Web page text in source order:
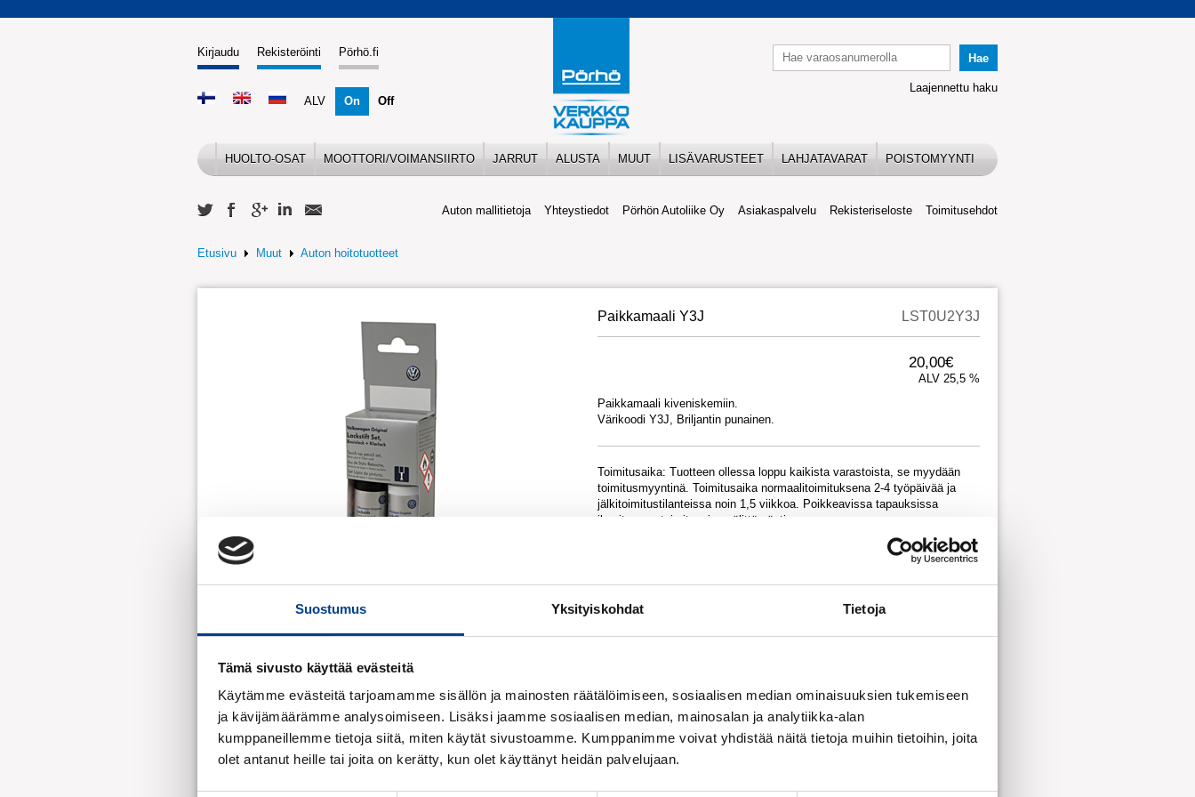
Suostumus Yksityiskohdat Tietoja
Tämä sivusto käyttää evästeitä
Käytämme evästeitä tarjoamamme sisällön ja mainosten räätälöimiseen, sosiaalisen median ominaisuuksien tukemiseen
ja kävijämäärämme analysoimiseen. Lisäksi jaamme sosiaalisen median, mainosalan ja analytiikka-alan
kumppaneillemme tietoja siitä, miten käytät sivustoamme. Kumppanimme voivat yhdistää näitä tietoja muihin tietoihin, joita
olet antanut heille tai joita on kerätty, kun olet käyttänyt heidän palvelujaan.
Kirjaudu Rekisteröinti Pörhö.fi
ALV On Off
Laajennettu haku
HUOLTO-OSAT MOOTTORI/VOIMANSIIRTO JARRUT ALUSTA MUUT LISÄVARUSTEET LAHJATAVARAT POISTOMYYNTI
Auton mallitietoja Yhteystiedot Pörhön Autoliike Oy Asiakaspalvelu Rekisteriseloste Toimitusehdot
Etusivu Muut Auton hoitotuotteet
Paikkamaali Y3J LST0U2Y3J
20,00€
ALV 25,5 %
Paikkamaali kiveniskemiin.
Värikoodi Y3J, Briljantin punainen.
Toimitusaika: Tuotteen ollessa loppu kaikista varastoista, se myydään
toimitusmyyntinä. Toimitusaika normaalitoimituksena 2-4 työpäivää ja
jälkitoimitustilanteissa noin 1,5 viikkoa. Poikkeavissa tapauksissa
ilmoitamme toimitusajan välittömästi.
Keminmaan varasto
Kuusamon varasto
PIETARSAAREN PÄÄVARASTO
Rovaniemen Nissan/Peugeot varasto
Rovaniemen Vw/Audi varasto
Rovaniemen Vw/Audi varasto 2
Ylivieskan varasto